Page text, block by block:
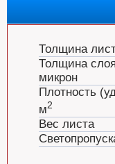
Толщина
Толщина
микрон
Плотность
м2
Вес листа